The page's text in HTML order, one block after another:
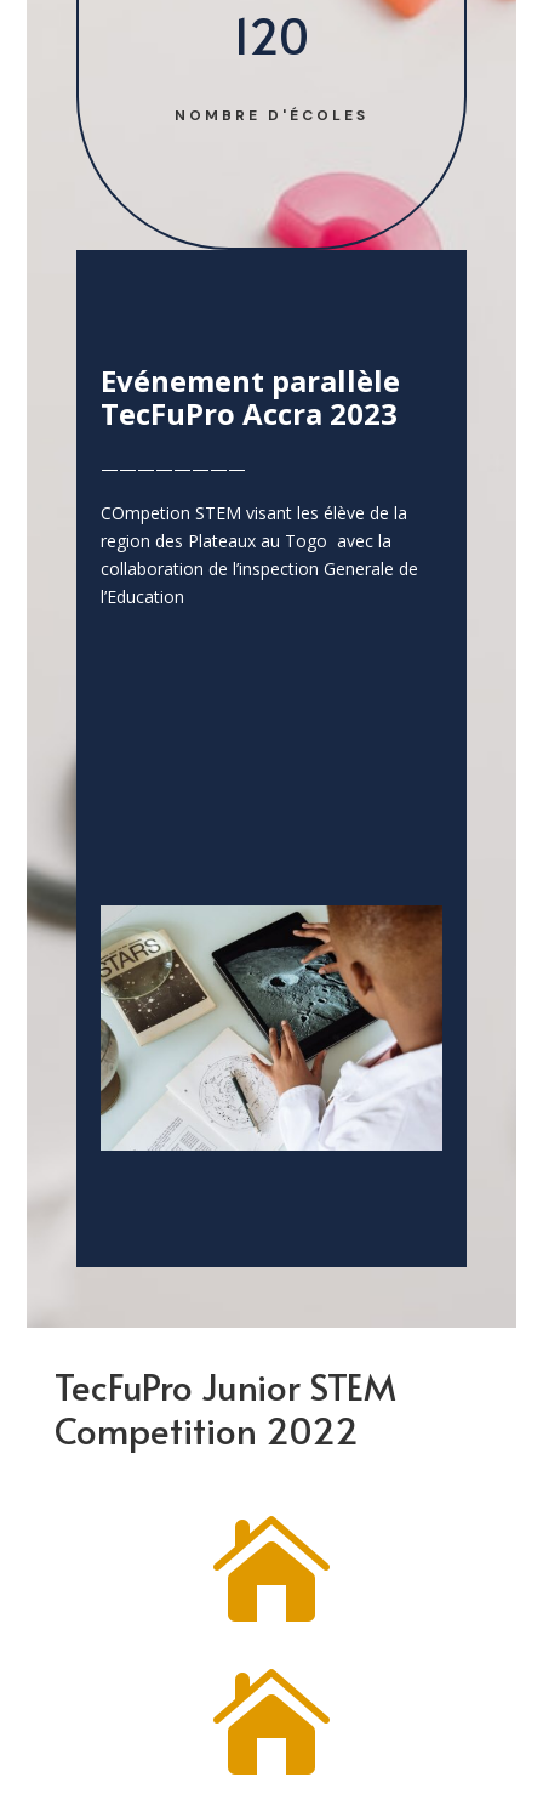
120
NOMBRE D'ÉCOLES
Evénement parallèle
TecFuPro Accra 2023
————————
COmpetion STEM visant les élève de la
region des Plateaux au Togo avec la
collaboration de l’inspection Generale de
l’Education
TecFuPro Junior STEM
Competition 2022

